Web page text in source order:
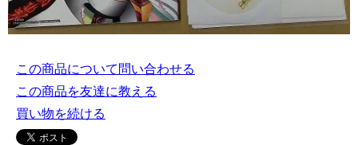
この商品について問い合わせる
この商品を友達に教える
買い物を続ける